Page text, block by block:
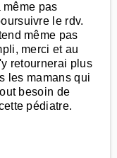
pas
le rdv.
même pas
merci et au
retournerai plus
les mamans qui
besoin de
pédiatre.